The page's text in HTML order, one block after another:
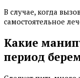
В случае, когда
самостоятельное
Какие
период